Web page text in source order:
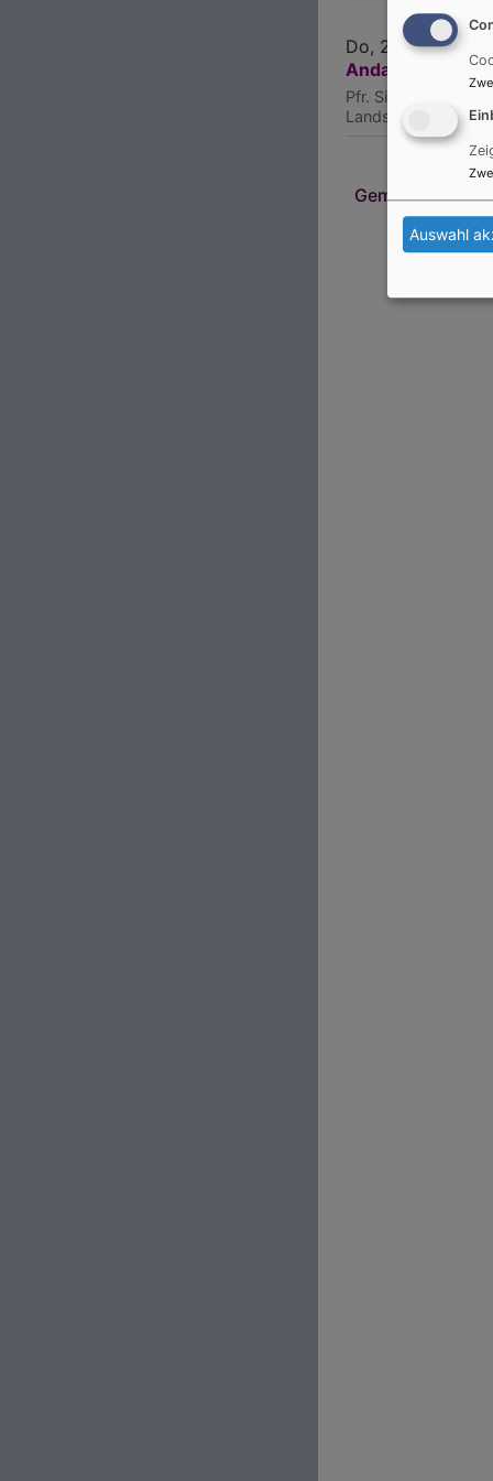
Do, 26.11. 16-17
Andacht im
Pfr. Simon
Landshut
Klinikum
Gemeindebrief
Auswahl